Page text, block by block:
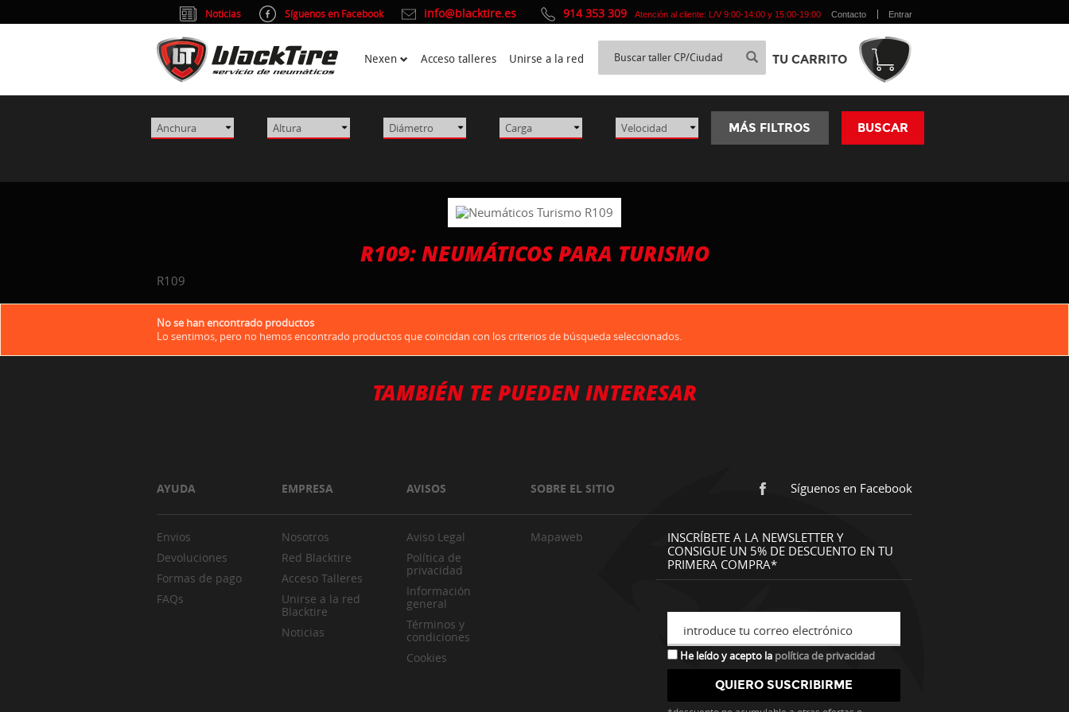
MÁS FILTROS BUSCAR
R109: NEUMÁTICOS PARA TURISMO
R109
No se han encontrado productos
Lo sentimos, pero no hemos encontrado productos que coincidan con los criterios de búsqueda seleccionados.
TAMBIÉN TE PUEDEN INTERESAR
AYUDA EMPRESA AVISOS SOBRE EL SITIO Síguenos en Facebook
Envios
Devoluciones
Formas de pago
FAQs
Nosotros
Red Blacktire
Acceso Talleres
Unirse a la red
Blacktire
Noticias
Aviso Legal
Política de
privacidad
Información
general
Términos y
condiciones
Cookies
Mapaweb
INSCRÍBETE A LA NEWSLETTER Y
CONSIGUE UN 5% DE DESCUENTO EN TU
PRIMERA COMPRA*
introduce tu correo electrónico
He leído y acepto la política de privacidad
Noticias Síguenos en Facebook info@blacktire.es 914 353 309 Atención al cliente: L/V 9:00-14:00 y 15:00-19:00 Contacto Entrar
Nexen Acceso talleres Unirse a la red TU CARRITO